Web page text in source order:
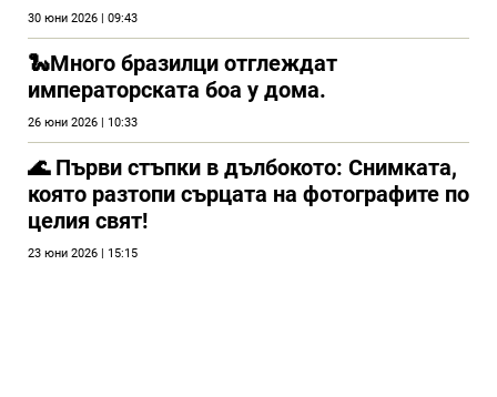
30 юни 2026 | 09:43
🐍Много бразилци отглеждат
императорската боа у дома.
26 юни 2026 | 10:33
🌊 Първи стъпки в дълбокото: Снимката,
която разтопи сърцата на фотографите по
целия свят!
23 юни 2026 | 15:15